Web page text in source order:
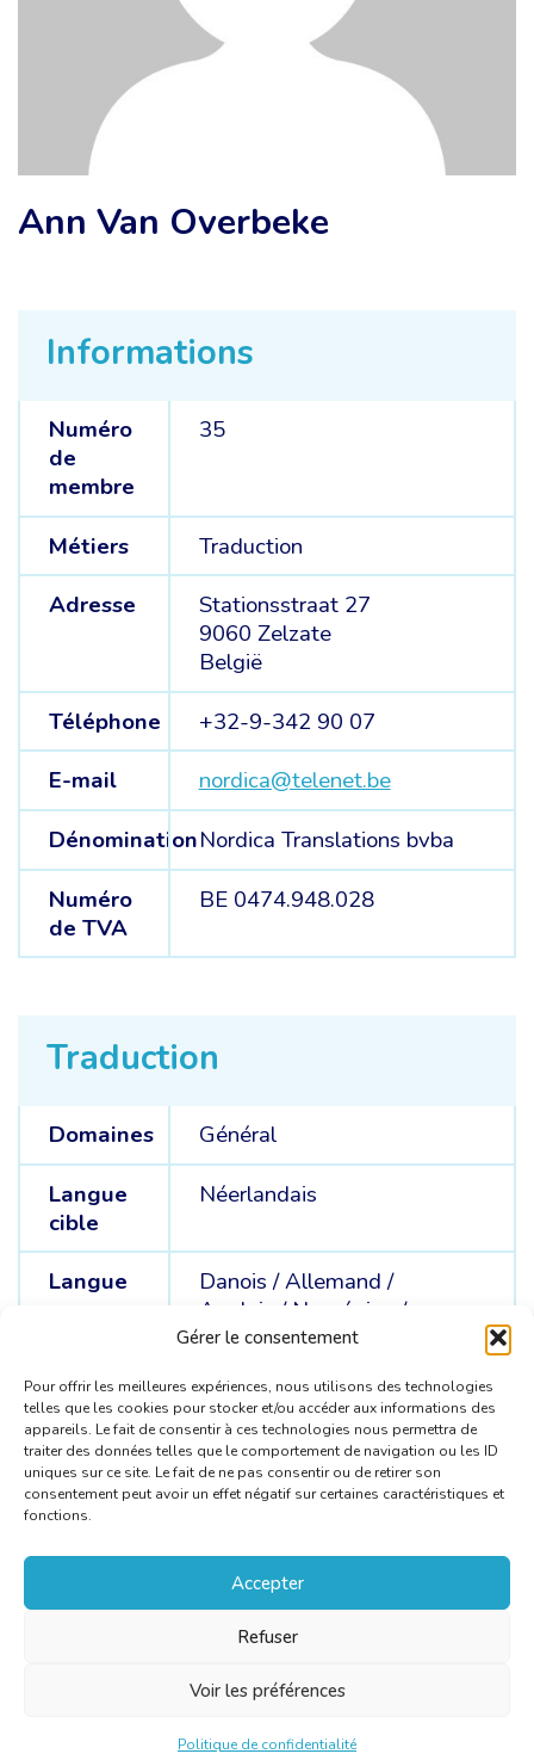
Gérer le consentement
Pour offrir les meilleures expériences, nous utilisons des technologies
telles que les cookies pour stocker et/ou accéder aux informations des
appareils. Le fait de consentir à ces technologies nous permettra de
traiter des données telles que le comportement de navigation ou les ID
uniques sur ce site. Le fait de ne pas consentir ou de retirer son
consentement peut avoir un effet négatif sur certaines caractéristiques et
fonctions.
Accepter
Refuser
Voir les préférences
Politique de confidentialité
Informations
Numéro
de
membre
35
Métiers
Traduction
Adresse
Stationsstraat 27
9060 Zelzate
België
Téléphone
+32-9-342 90 07
E-mail
nordica@telenet.be
DénominationNordica Translations bvba
Numéro
de TVA
BE 0474.948.028
Traduction
Domaines
Général
Langue
cible
Néerlandais
Langue
Danois /Allemand /
Anglais / Norvégien /
Suédois
Ann Van Overbeke